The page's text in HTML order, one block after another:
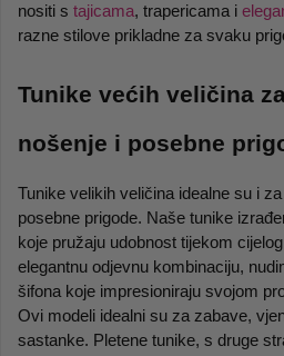
nositi s tajicama, trapericama i
razne stilove prikladne za svaku
Tunike većih veličina
nošenje i posebne
Tunike velikih veličina idealne su i
posebne prigode. Naše tunike
koje pružaju udobnost tijekom
elegantnu odjevnu kombinaciju,
šifona koje impresioniraju svojom
Ovi modeli idealni su za zabave,
sastanke. Pletene tunike, s druge